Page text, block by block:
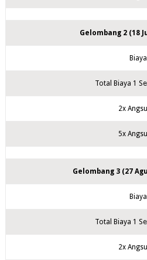
Gelombang 2 (18
Total Biaya 1
2x
5x
Gelombang 3 (27
Total Biaya 1
2x